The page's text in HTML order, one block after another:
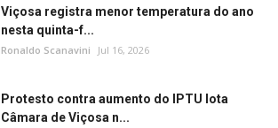
Viçosa registra menor temperatura do ano
nesta quinta-f...
Ronaldo Scanavini Jul 16, 2026
Protesto contra aumento do IPTU lota
Câmara de Viçosa n...